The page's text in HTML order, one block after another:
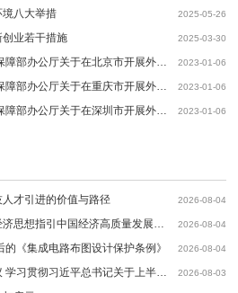
八大举措 2025-05-26
业若干措施 2025-03-30
科技部办公厅 人力资源社会保障部办公厅关于在北京市开展外籍“高精尖缺”人才认定标准试点工作的通知 2023-01-06
科技部办公厅 人力资源社会保障部办公厅关于在重庆市开展外籍“高精尖缺”人才认定标准试点工作的通知 2023-01-06
科技部办公厅 人力资源社会保障部办公厅关于在深圳市开展外籍“高精尖缺”人才认定标准试点工作的通知 2023-01-06
才引进的价值与路径 2026-08-04
东风浩荡开新局——习近平经济思想指引中国经济高质量发展行稳致远 2026-08-04
《集成电路布图设计保护条例》 2026-08-04
李强主持召开国务院常务会议 学习贯彻习近平总书记关于上半年经济形势和做好下半年经济工作的重要讲话精神 2026-08-03